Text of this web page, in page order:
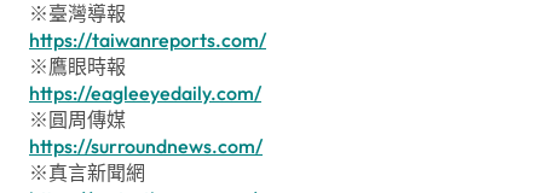
※臺灣導報
https://taiwanreports.com/
※鷹眼時報
https://eagleeyedaily.com/
※圓周傳媒
https://surroundnews.com/
※真言新聞網